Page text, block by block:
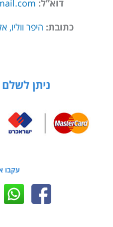
דוא”ל:
כתובת: היפר ווליו,
ניתן
עקבו